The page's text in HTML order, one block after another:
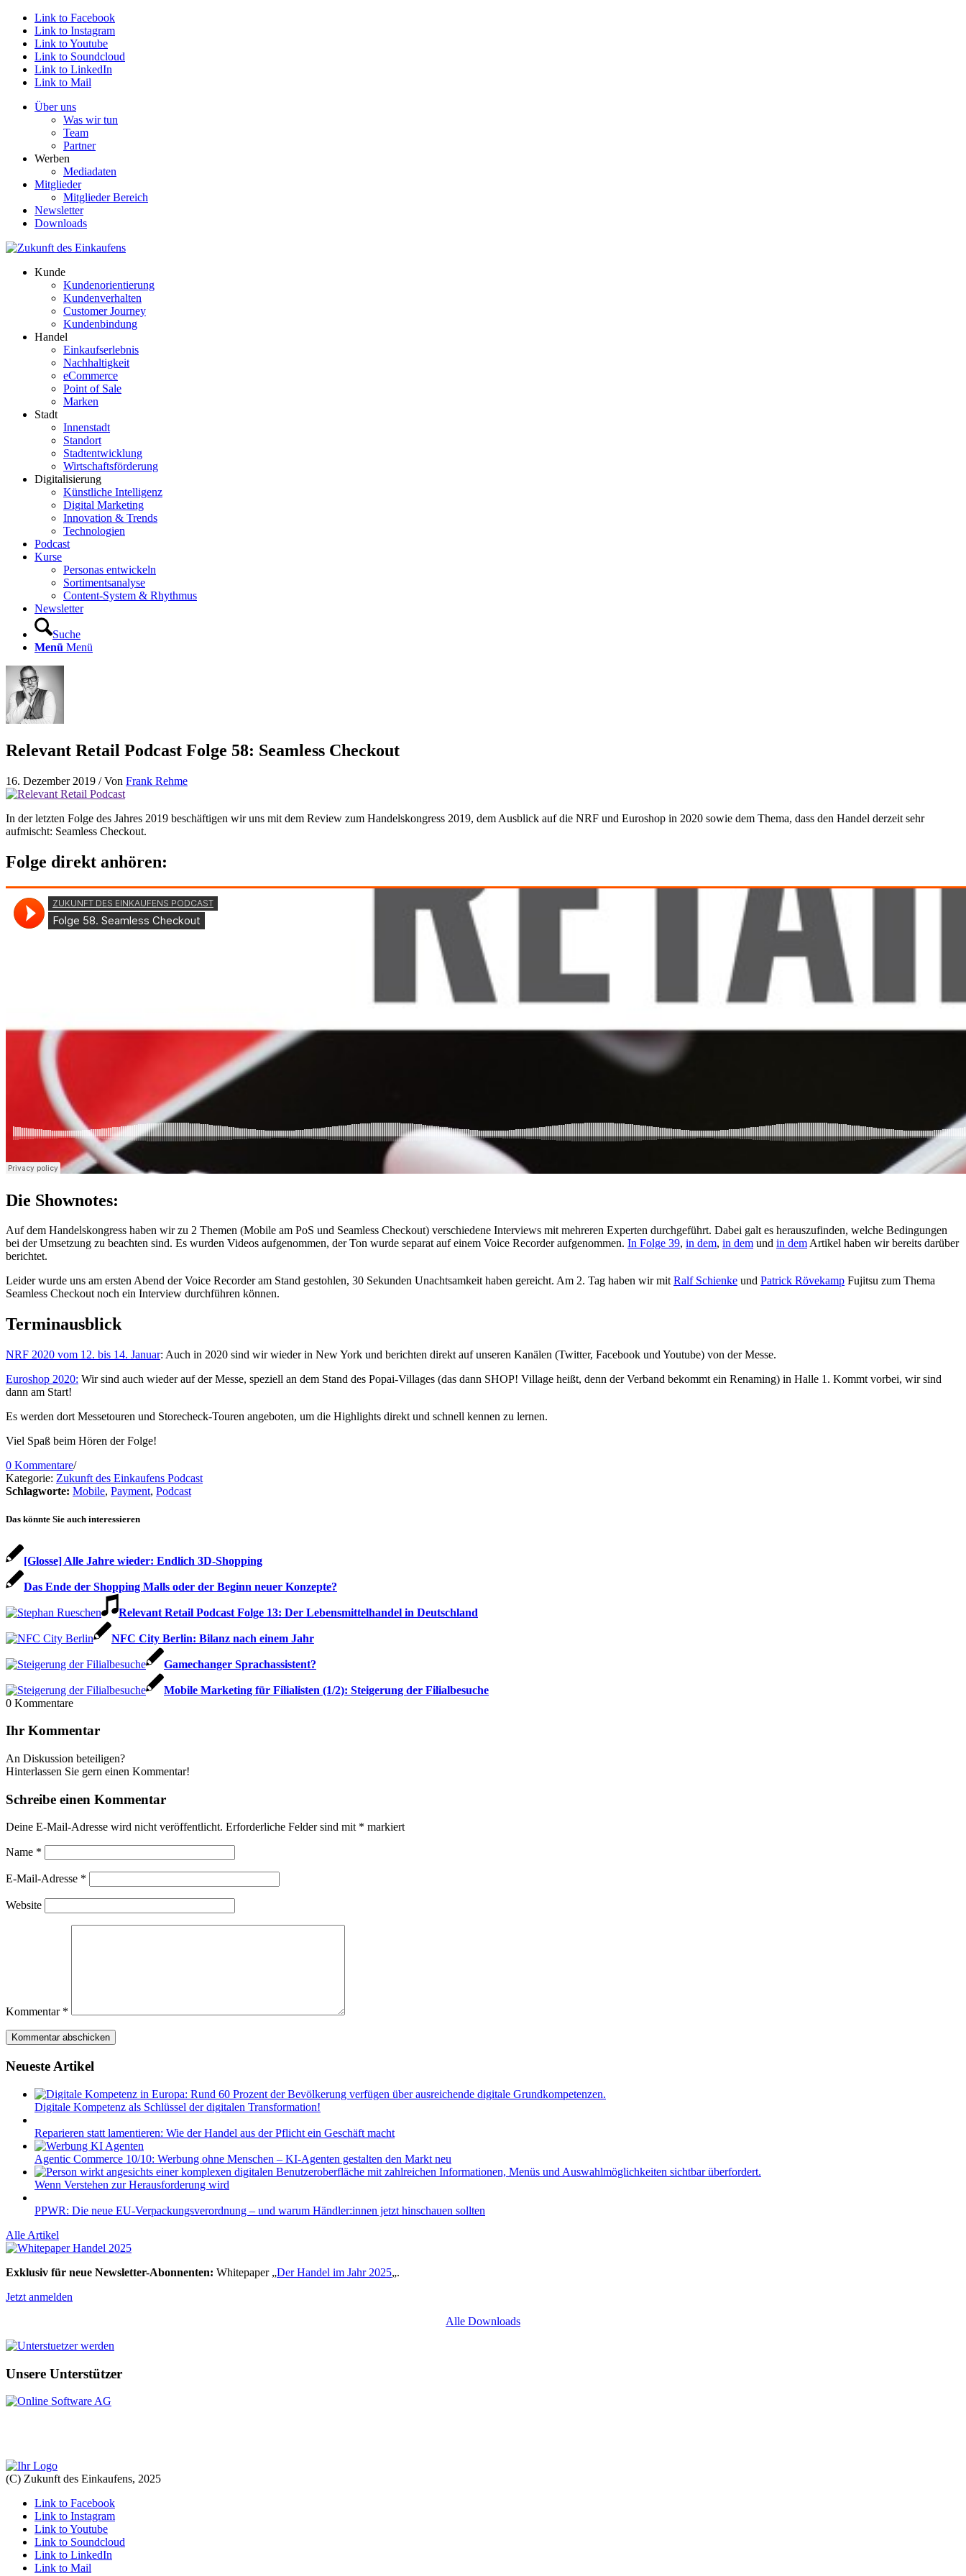
Link to Facebook
Link to Instagram
Link to Youtube
Link to Soundcloud
Link to LinkedIn
Link to Mail
Über uns
Was wir tun
Team
Partner
Werben
Mediadaten
Mitglieder
Mitglieder Bereich
Newsletter
Downloads
Kunde
Kundenorientierung
Kundenverhalten
Customer Journey
Kundenbindung
Handel
Einkaufserlebnis
Nachhaltigkeit
eCommerce
Point of Sale
Marken
Stadt
Innenstadt
Standort
Stadtentwicklung
Wirtschaftsförderung
Digitalisierung
Künstliche Intelligenz
Digital Marketing
Innovation & Trends
Technologien
Podcast
Kurse
Personas entwickeln
Sortimentsanalyse
Content-System & Rhythmus
Newsletter
Suche
Menü Menü
Relevant Retail Podcast Folge 58: Seamless Checkout
16. Dezember 2019 / Von Frank Rehme
In der letzten Folge des Jahres 2019 beschäftigen wir uns mit dem Review zum Handelskongress 2019, dem Ausblick auf die NRF und Euroshop in 2020 sowie dem Thema, dass den Handel derzeit sehr
aufmischt: Seamless Checkout.
Folge direkt anhören:
Die Shownotes:
Auf dem Handelskongress haben wir zu 2 Themen (Mobile am PoS und Seamless Checkout) verschiedene Interviews mit mehreren Experten durchgeführt. Dabei galt es herauszufinden, welche Bedingungen
bei der Umsetzung zu beachten sind. Es wurden Videos aufgenommen, der Ton wurde separat auf einem Voice Recorder aufgenommen. In Folge 39, in dem, in dem und in demArtikel haben wir bereits darüber
berichtet.
Leider wurde uns am ersten Abend der Voice Recorder am Stand gestohlen, 30 Sekunden Unachtsamkeit haben gereicht. Am 2. Tag haben wir mitRalf Schienke und Patrick Rövekamp Fujitsu zum Thema
Seamless Checkout noch ein Interview durchführen können.
Terminausblick
NRF 2020 vom 12. bis 14. Januar: Auch in 2020 sind wir wieder in New York und berichten direkt auf unseren Kanälen (Twitter, Facebook und Youtube) von der Messe.
Euroshop 2020: Wir sind auch wieder auf der Messe, speziell an dem Stand des Popai-Villages (das dann SHOP! Village heißt, denn der Verband bekommt ein Renaming) in Halle 1. Kommt vorbei, wir sind
dann am Start!
Es werden dort Messetouren und Storecheck-Touren angeboten, um die Highlights direkt und schnell kennen zu lernen.
Viel Spaß beim Hören der Folge!
0 Kommentare/
Kategorie: Zukunft des Einkaufens Podcast
Schlagworte: Mobile, Payment, Podcast
Das könnte Sie auch interessieren
[Glosse] Alle Jahre wieder: Endlich 3D-Shopping
Das Ende der Shopping Malls oder der Beginn neuer Konzepte?
Relevant Retail Podcast Folge 13: Der Lebensmittelhandel in Deutschland
NFC City Berlin: Bilanz nach einem Jahr
Gamechanger Sprachassistent?
Mobile Marketing für Filialisten (1/2): Steigerung der Filialbesuche
0 Kommentare
Ihr Kommentar
An Diskussion beteiligen?
Hinterlassen Sie gern einen Kommentar!
Schreibe einen Kommentar
Deine E-Mail-Adresse wird nicht veröffentlicht. Erforderliche Felder sind mit * markiert
Name *
E-Mail-Adresse *
Website
Kommentar *
Neueste Artikel
Digitale Kompetenz als Schlüssel der digitalen Transformation!
Reparieren statt lamentieren: Wie der Handel aus der Pflicht ein Geschäft macht
Agentic Commerce 10/10: Werbung ohne Menschen – KI-Agenten gestalten den Markt neu
Wenn Verstehen zur Herausforderung wird
PPWR: Die neue EU-Verpackungsverordnung – und warum Händler:innen jetzt hinschauen sollten
Alle Artikel
Exklusiv für neue Newsletter-Abonnenten: Whitepaper „Der Handel im Jahr 2025„.
Jetzt anmelden
Alle Downloads
Unsere Unterstützer
(C) Zukunft des Einkaufens, 2025
Link to Facebook
Link to Instagram
Link to Youtube
Link to Soundcloud
Link to LinkedIn
Link to Mail